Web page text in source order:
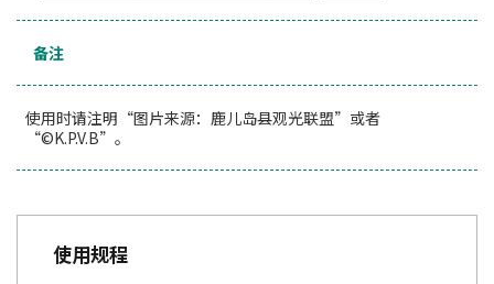
备注
使用时请注明“图片来源：鹿儿岛县观光联盟”或者
“©K.P.V.B”。
使用规程